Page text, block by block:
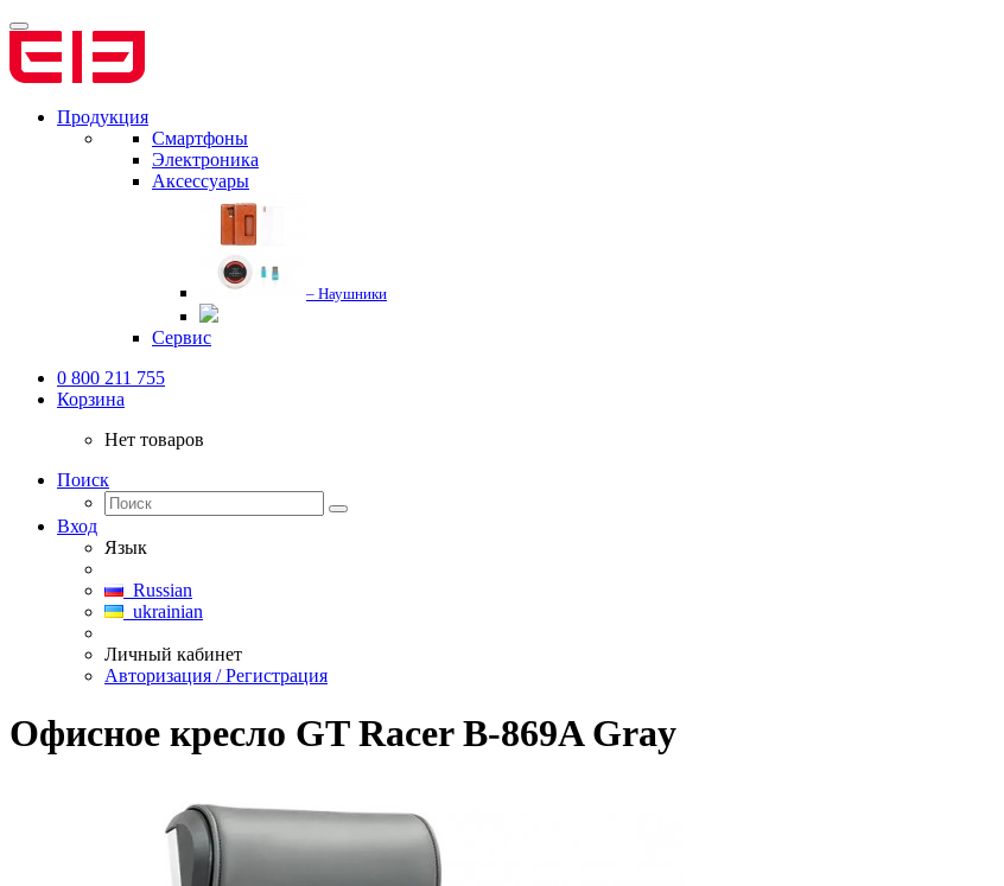
Продукция
Смартфоны
Электроника
Аксессуары
– Наушники
Сервис
0 800 211 755
Корзина
Нет товаров
Поиск
Вход
Язык
Russian
ukrainian
Личный кабинет
Авторизация / Регистрация
Офисное кресло GT Racer B-869A Gray